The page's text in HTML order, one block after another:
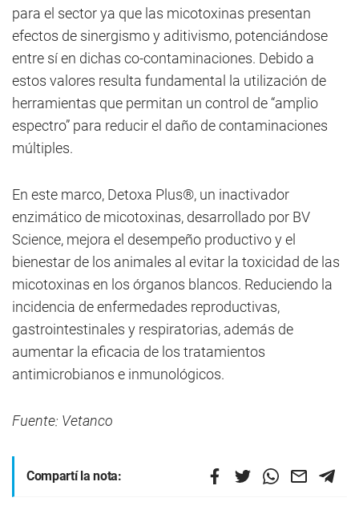
para el sector ya que las micotoxinas presentan
efectos de sinergismo y aditivismo, potenciándose
entre sí en dichas co-contaminaciones. Debido a
estos valores resulta fundamental la utilización de
herramientas que permitan un control de “amplio
espectro” para reducir el daño de contaminaciones
múltiples.
En este marco, Detoxa Plus®, un inactivador
enzimático de micotoxinas, desarrollado por BV
Science, mejora el desempeño productivo y el
bienestar de los animales al evitar la toxicidad de las
micotoxinas en los órganos blancos. Reduciendo la
incidencia de enfermedades reproductivas,
gastrointestinales y respiratorias, además de
aumentar la eficacia de los tratamientos
antimicrobianos e inmunológicos.
Fuente: Vetanco
Compartí la nota: